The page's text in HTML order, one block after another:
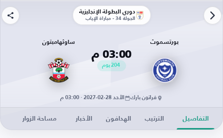
دوري البطولة الإنجليزية
الجولة 34 - مباراة الإياب
بورتسموث
03:00 م
204يوم
ساوثهامبتون
فراتون بارك الأحد 28-02-2027 · 03:00 م
التفاصيل الترتيب الهدافون الأخبار مساحة الزوار